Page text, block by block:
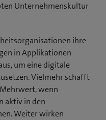
Unternehmenskultur
ihre
in Applikationen
um eine digitale
Vielmehr schafft
wenn
aktiv in den
Weiter wirken